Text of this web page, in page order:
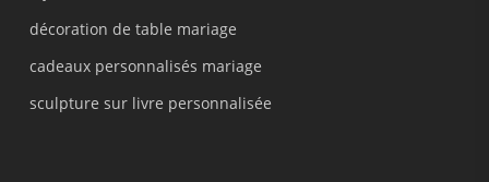
décoration de table mariage
cadeaux personnalisés mariage
sculpture sur livre personnalisée